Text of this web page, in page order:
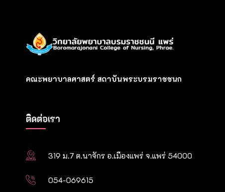
คณะพยาบาลศาสตร์ สถาบันพระบรมราชชนก
ติดต่อเรา
319 ม.7 ต.นาจักร อ.เมืองแพร่ จ.แพร่ 54000
054-069615